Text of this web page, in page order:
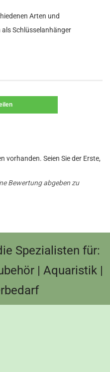
Arten und
Schlüsselanhänger
vorhanden. Seien Sie der Erste,
Bewertung abgeben zu
Spezialisten für:
| Aquaristik |